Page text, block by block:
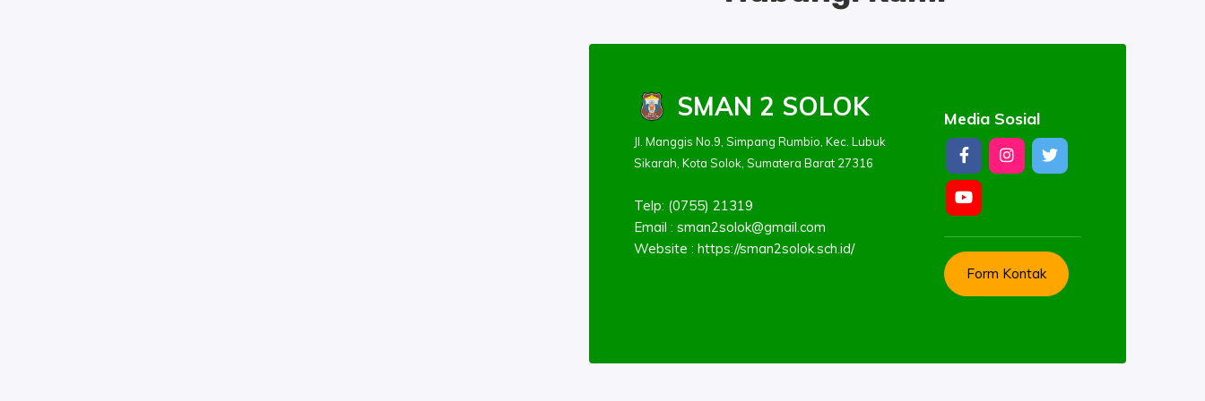
SMAN 2 SOLOK
Jl. Manggis No.9, Simpang Rumbio, Kec. Lubuk
Sikarah, Kota Solok, Sumatera Barat 27316
Telp: (0755) 21319
Email : sman2solok@gmail.com
Website : https://sman2solok.sch.id/
Media Sosial
Form Kontak